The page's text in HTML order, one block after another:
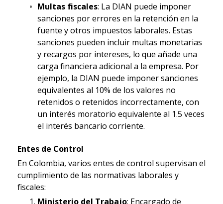
Multas fiscales: La DIAN puede imponer
sanciones por errores en la retención en la
fuente y otros impuestos laborales. Estas
sanciones pueden incluir multas monetarias
y recargos por intereses, lo que añade una
carga financiera adicional a la empresa. Por
ejemplo, la DIAN puede imponer sanciones
equivalentes al 10% de los valores no
retenidos o retenidos incorrectamente, con
un interés moratorio equivalente al 1.5 veces
el interés bancario corriente.
Entes de Control
En Colombia, varios entes de control supervisan el
cumplimiento de las normativas laborales y
fiscales:
Ministerio del Trabajo: Encargado de